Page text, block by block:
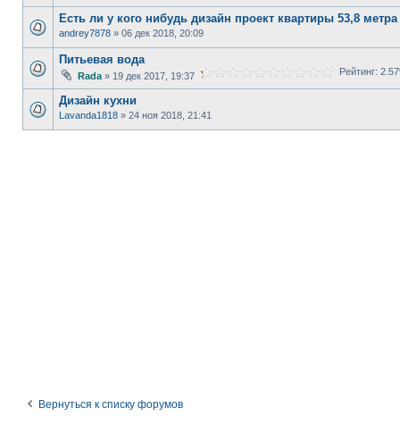
Есть ли у кого нибудь дизайн проект квартиры 53,8 метра
andrey7878 » 06 дек 2018, 20:09
Питьевая вода
Rada » 19 дек 2017, 19:37 Рейтинг:
Дизайн кухни
Lavanda1818 » 24 ноя 2018, 21:41
Вернуться к списку форумов